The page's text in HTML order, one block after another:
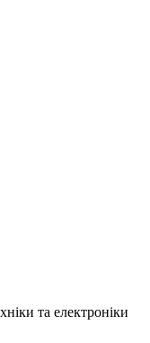
та електроніки